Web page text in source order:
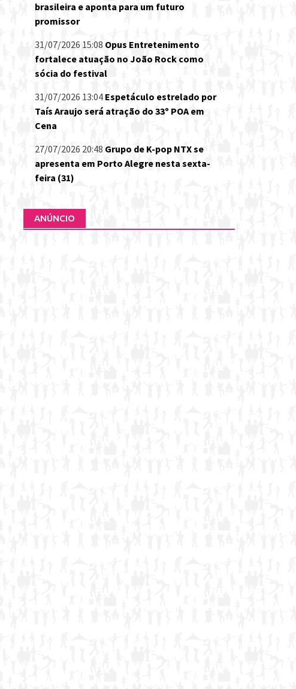
brasileira e aponta para um futuro
promissor
31/07/2026 15:08 Opus Entretenimento
fortalece atuação no João Rock como
sócia do festival
31/07/2026 13:04 Espetáculo estrelado por
Taís Araujo será atração do 33º POA em
Cena
27/07/2026 20:48 Grupo de K-pop NTX se
apresenta em Porto Alegre nesta sexta-
feira (31)
ANÚNCIO